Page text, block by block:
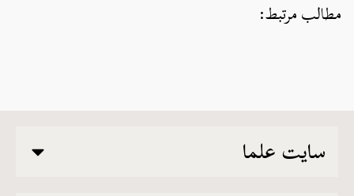
مطالب مرتبط:
سایت علما